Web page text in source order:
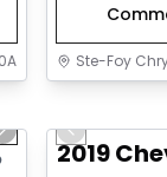
Ste-Foy
Next slide
Très bonne
Previous
2019